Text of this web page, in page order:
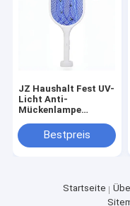
JZ Haushalt Fest UV-
Licht Anti-
Mückenlampe
Insektenvernichter
Leistungsstark USB-
Bestpreis
Startseite